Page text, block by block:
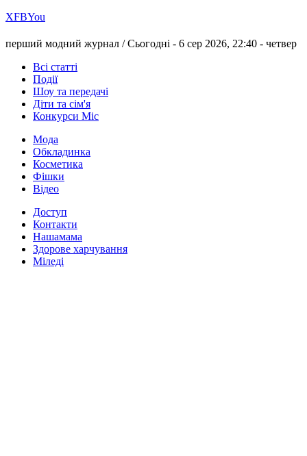
ХFBYou
перший модний журнал /Сьогодні - 6 сер 2026, 22:40 - четвер
Всі статті
Події
Шоу та передачі
Діти та сім'я
Конкурси Міс
Мода
Обкладинка
Косметика
Фішки
Відео
Доступ
Контакти
Нашамама
Здорове харчування
Міледі